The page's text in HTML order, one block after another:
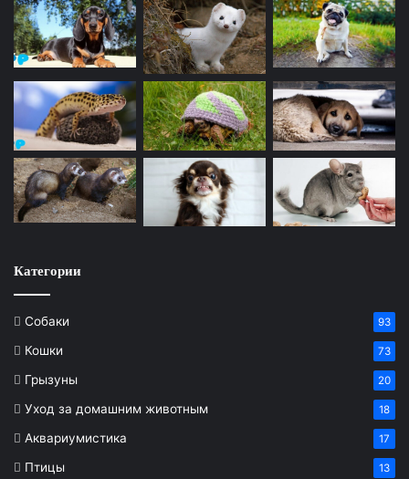
Категории
Собаки 93
Кошки 73
Грызуны 20
Уход за домашним животным 18
Аквариумистика 17
Птицы 13